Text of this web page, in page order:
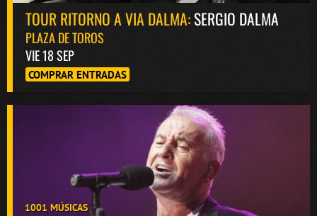
TOUR RITORNO A VIA DALMA:SERGIO DALMA
PLAZA DE TOROS
VIE 18 SEP
COMPRAR ENTRADAS
1001 MÚSICAS